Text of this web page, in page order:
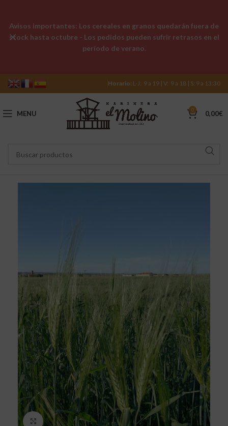
Horario: L-J: 9 a 19 | V: 9 a 18 | S: 9 a 13:30
MENU 0 0,00€
Click to enlarge
Avisos importantes: Los cereales en granos quedarán fuera de
stock hasta octubre - Los pedidos pueden sufrir retrasos en el
período de verano.